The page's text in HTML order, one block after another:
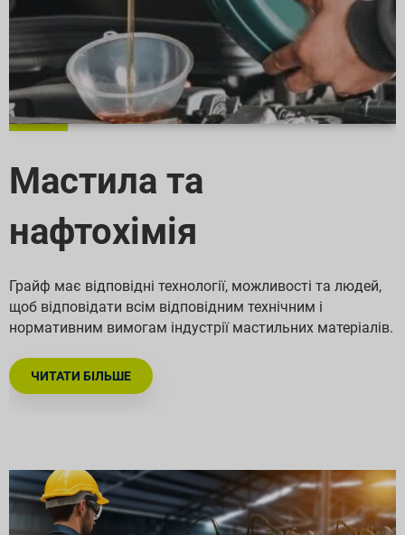
Мастила та
нафтохімія
Грайф має відповідні технології, можливості та людей,
щоб відповідати всім відповідним технічним і
нормативним вимогам індустрії мастильних матеріалів.
ЧИТАТИ БІЛЬШЕ